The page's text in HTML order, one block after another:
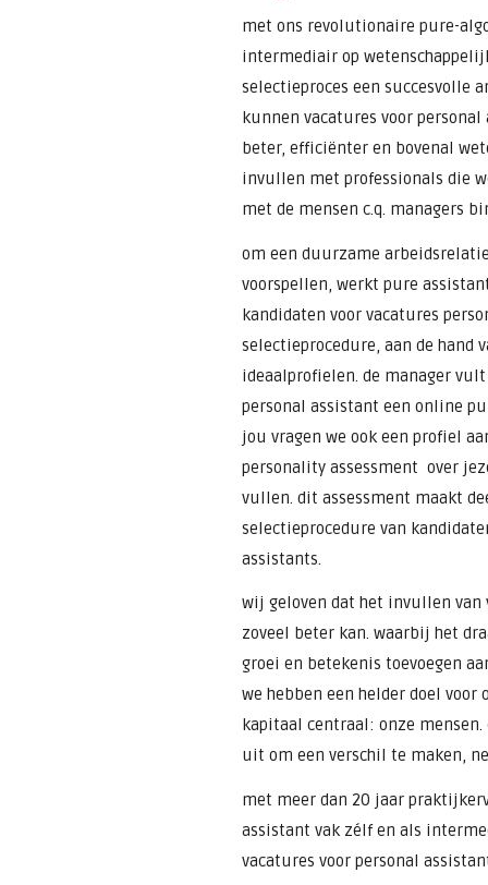
met ons revolutionaire pure-
intermediair op
selectieproces een succesvolle
kunnen vacatures voor
beter, efficiënter en bovenal
invullen met professionals die
met de mensen c.q. managers
om een duurzame
voorspellen, werkt pure
kandidaten voor vacatures
selectieprocedure, aan de hand
ideaalprofielen. de manager
personal assistant een online
jou vragen we ook een profiel
personality assessment over
vullen. dit assessment maakt
selectieprocedure van
assistants.
wij geloven dat het invullen van
zoveel beter kan. waarbij het
groei en betekenis toevoegen
we hebben een helder doel
kapitaal centraal: onze mensen.
uit om een verschil te maken,
met meer dan 20 jaar
assistant vak zélf en als
vacatures voor personal